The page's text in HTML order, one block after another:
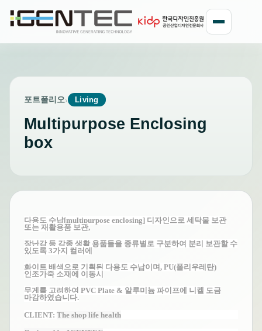
포트폴리오› Living
Multipurpose Enclosing
box
다용도 수납[multipurpose enclosing] 디자인으로 세탁물 보관
또는 재활용품 보관,
장난감 등 각종 생활 용품들을 종류별로 구분하여 분리 보관할 수
있도록 3가지 컬러에
화이트 배색으로 기획된 다용도 수납이며, PU(폴리우레탄)
인조가죽 소재에 이동시
무게를 고려하여 PVC Plate & 알루미늄 파이프에 니켈 도금
마감하였습니다.
CLIENT: The shop life health